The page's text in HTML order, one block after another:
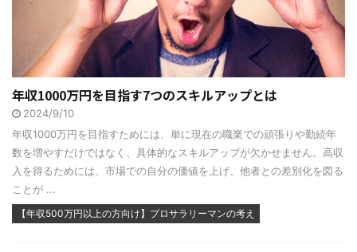
年収1000万円を目指す7つのスキルアップとは
2024/9/10
年収1000万円を目指すためには、単に現在の職業での頑張りや勤続年
数を増やすだけではなく、具体的なスキルアップが欠かせません。高収
入を得るためには、市場での自分の価値を上げ、他者との差別化を図る
ことが ...
【年収500万円以上の方向け】プロサラリーマンの考え